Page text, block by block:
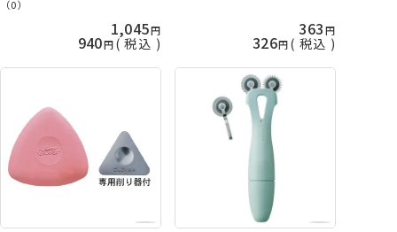
（0）
1,045
940 税込
363
326 税込